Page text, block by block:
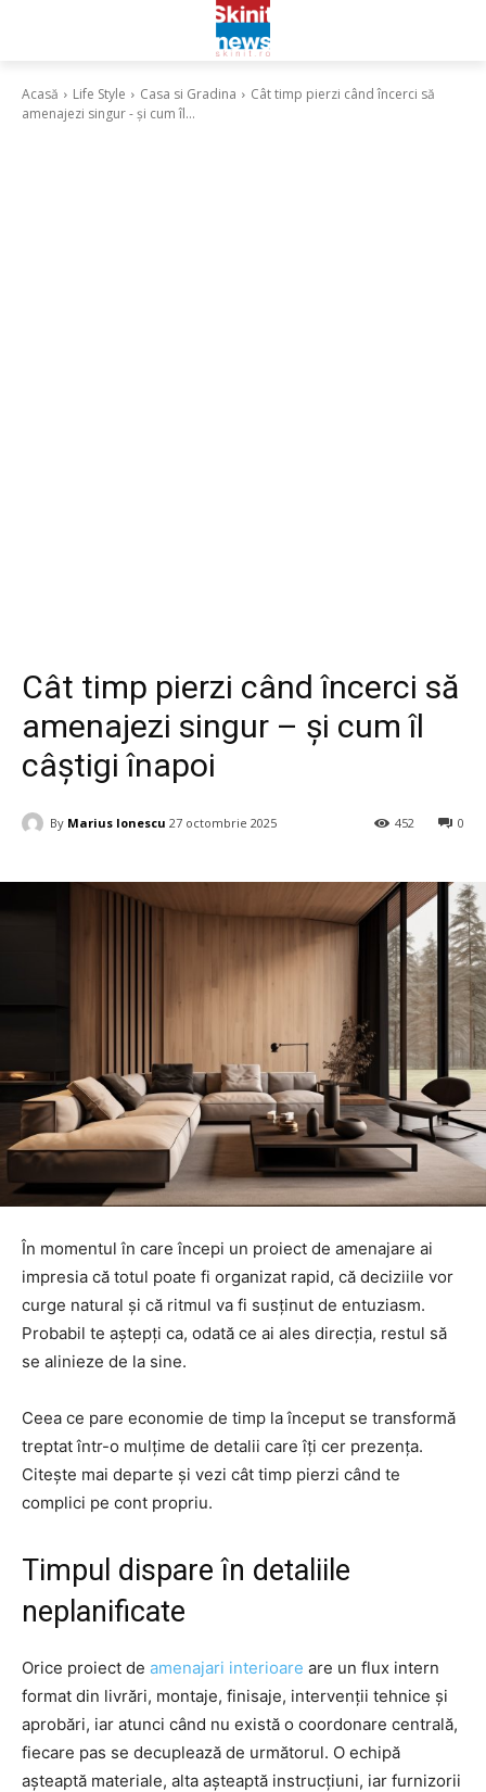
Acasă Life Style Casa si Gradina
Cât timp pierzi când încerci să
amenajezi singur - și cum îl...
Cât timp pierzi când încerci să
amenajezi singur – și cum îl
câștigi înapoi
By Marius Ionescu 27 octombrie 2025 0
452
În momentul în care începi un proiect de amenajare ai
impresia că totul poate fi organizat rapid, că deciziile vor
curge natural și că ritmul va fi susținut de entuziasm.
Probabil te aștepți ca, odată ce ai ales direcția, restul să
se alinieze de la sine.
Ceea ce pare economie de timp la început se transformă
treptat într-o mulțime de detalii care îți cer prezența.
Citește mai departe și vezi cât timp pierzi când te
complici pe cont propriu.
Timpul dispare în detaliile
neplanificate
Orice proiect de amenajari interioare are un flux intern
format din livrări, montaje, finisaje, intervenții tehnice și
aprobări, iar atunci când nu există o coordonare centrală,
fiecare pas se decuplează de următorul. O echipă
așteaptă materiale, alta așteaptă instrucțiuni, iar furnizorii